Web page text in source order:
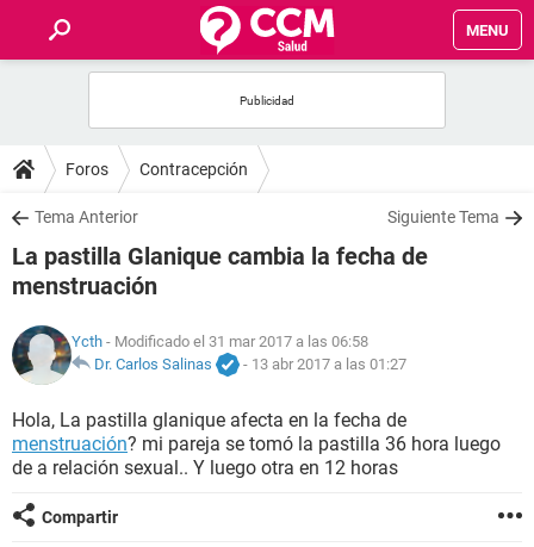
MENU
FOROS
SALUD
FAMILIA
NUTRICIÓN
SEXUALIDAD
GLOSARIO
Foros Contracepción
Tema Anterior Siguiente Tema
La pastilla Glanique cambia la fecha de
menstruación
Ycth - Modificado el 31 mar 2017 a las 06:58
Dr. Carlos Salinas
- 13 abr 2017 a las 01:27
Hola, La pastilla glanique afecta en la fecha de
menstruación? mi pareja se tomó la pastilla 36 hora luego
de a relación sexual.. Y luego otra en 12 horas
Compartir